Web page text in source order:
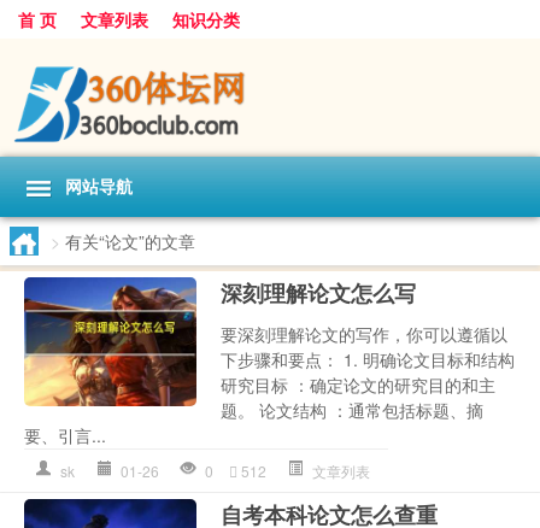
首 页 文章列表 知识分类
网站导航
> 有关“论文”的文章
深刻理解论文怎么写
要深刻理解论文的写作，你可以遵循以
下步骤和要点： 1. 明确论文目标和结构
研究目标 ：确定论文的研究目的和主
题。 论文结构 ：通常包括标题、摘
要、引言...
sk 01-26 0 512 文章列表
自考本科论文怎么查重